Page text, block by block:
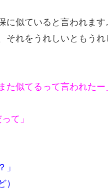
似ていると言われます
それをうれしいともう
た似てるって言われたー
て」
」
）